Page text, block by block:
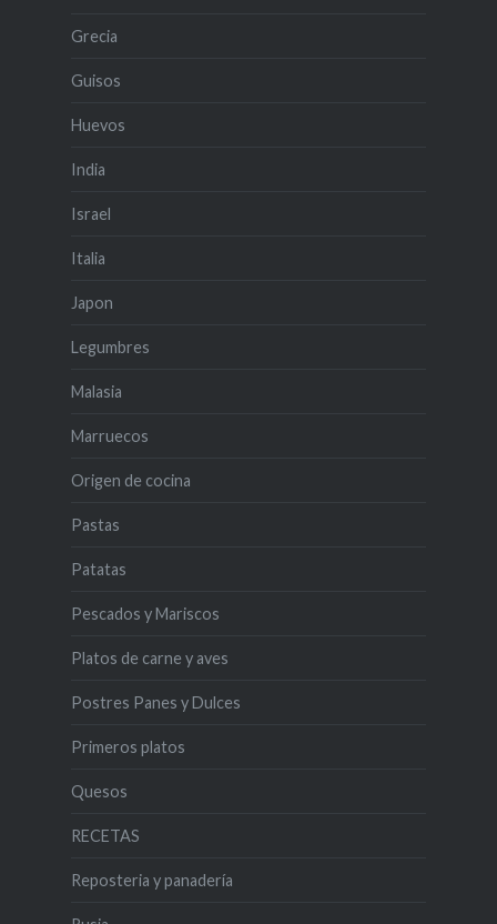
Grecia
Guisos
Huevos
India
Israel
Italia
Japon
Legumbres
Malasia
Marruecos
Origen de cocina
Pastas
Patatas
Pescados y Mariscos
Platos de carne y aves
Postres Panes y Dulces
Primeros platos
Quesos
RECETAS
Reposteria y panadería